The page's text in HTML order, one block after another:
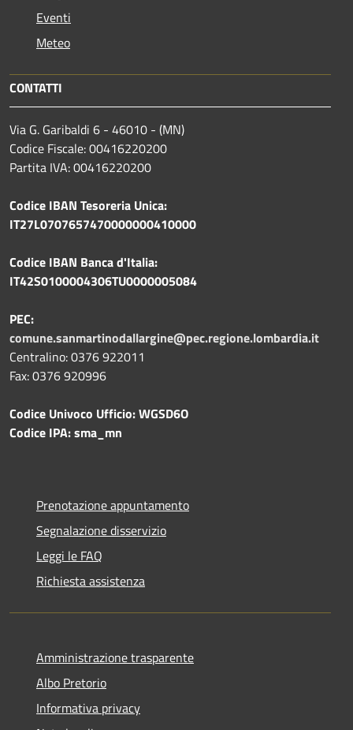
Eventi
Meteo
CONTATTI
Via G. Garibaldi 6 - 46010 - (MN)
Codice Fiscale: 00416220200
Partita IVA: 00416220200
Codice IBAN Tesoreria Unica:
IT27L0707657470000000410000
Codice IBAN Banca d'Italia:
IT42S0100004306TU0000005084
PEC:
comune.sanmartinodallargine@pec.regione.lombardia.it
Centralino: 0376 922011
Fax: 0376 920996
Codice Univoco Ufficio: WGSD6O
Codice IPA: sma_mn
Prenotazione appuntamento
Segnalazione disservizio
Leggi le FAQ
Richiesta assistenza
Amministrazione trasparente
Albo Pretorio
Informativa privacy